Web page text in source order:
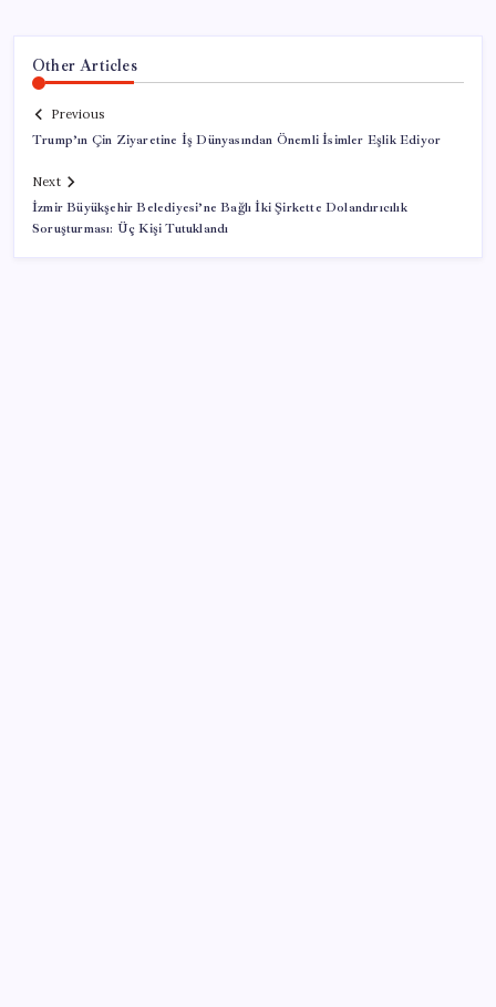
Other Articles
Previous
Trump’ın Çin Ziyaretine İş Dünyasından Önemli İsimler Eşlik Ediyor
Next
İzmir Büyükşehir Belediyesi’ne Bağlı İki Şirkette Dolandırıcılık
Soruşturması: Üç Kişi Tutuklandı